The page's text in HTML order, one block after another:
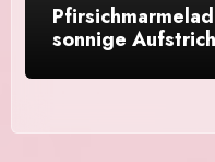
sonnige